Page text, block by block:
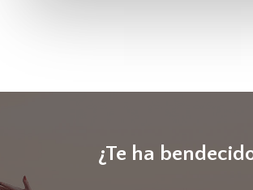
¿Te ha